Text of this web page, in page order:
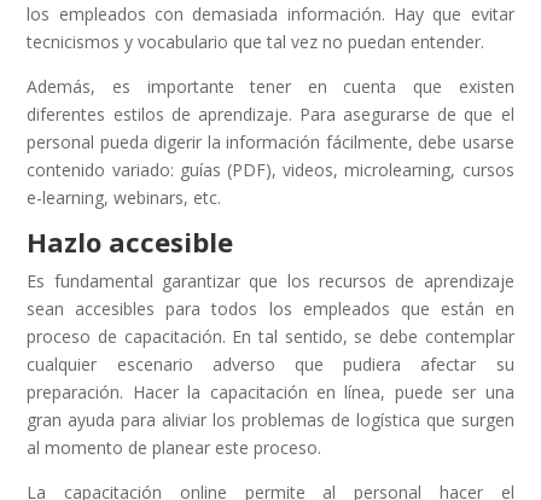
los empleados con demasiada información. Hay que evitar
tecnicismos y vocabulario que tal vez no puedan entender.
Además, es importante tener en cuenta que existen
diferentes estilos de aprendizaje. Para asegurarse de que el
personal pueda digerir la información fácilmente, debe usarse
contenido variado: guías (PDF), videos, microlearning, cursos
e-learning, webinars, etc.
Hazlo accesible
Es fundamental garantizar que los recursos de aprendizaje
sean accesibles para todos los empleados que están en
proceso de capacitación. En tal sentido, se debe contemplar
cualquier escenario adverso que pudiera afectar su
preparación. Hacer la capacitación en línea, puede ser una
gran ayuda para aliviar los problemas de logística que surgen
al momento de planear este proceso.
La capacitación online permite al personal hacer el